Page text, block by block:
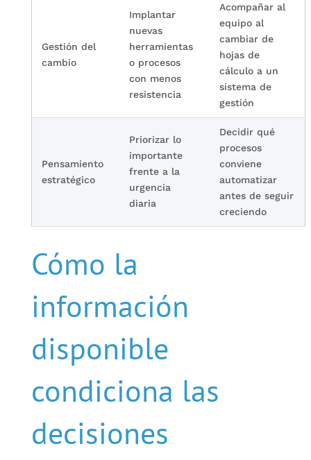
Gestión del
cambio
Implantar
nuevas
herramientas
o procesos
con menos
resistencia
Acompañar al
equipo al
cambiar de
hojas de
cálculo a un
sistema de
gestión
Pensamiento
estratégico
Priorizar lo
importante
frente a la
urgencia
diaria
Decidir qué
procesos
conviene
automatizar
antes de seguir
creciendo
Cómo la
información
disponible
condiciona las
decisiones